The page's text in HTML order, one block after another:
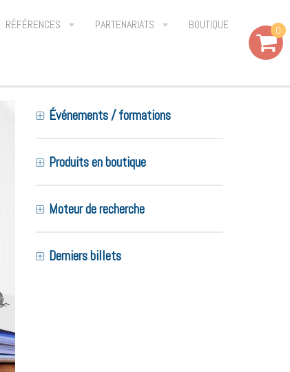
RÉFÉRENCES PARTENARIATS BOUTIQUE 0
Événements / formations
Produits en boutique
Moteur de recherche
Derniers billets